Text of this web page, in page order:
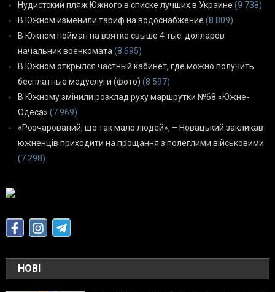
Нудистский пляж Южного в списке лучших в Украине (9 738)
В Южном изменили тариф на водоснабжение (8 809)
В Южном пойман на взятке свыше 4 тыс. долларов
начальник военкомата (8 695)
В Южном открылся частный кабинет, где можно получить
бесплатные медуслуги (фото) (8 597)
В Южному змінили розклад руху маршрутки №68 «Южне-
Одеса» (7 969)
«Розчарований, що так мало людей», – Новацький закликав
южненців приходити на прощання з полеглими військовими
(7 298)
НОВІ